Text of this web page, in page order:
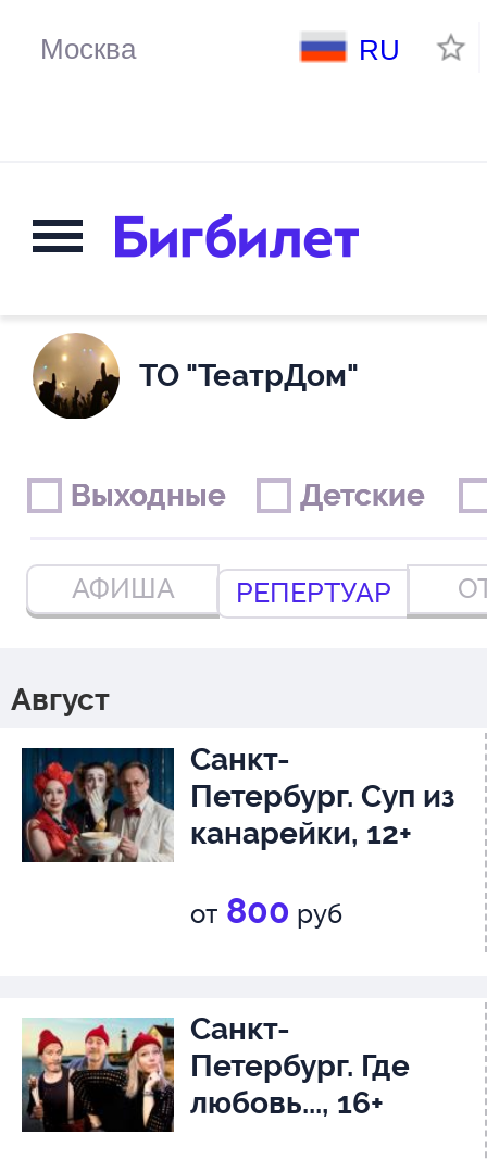
RU
ТО "ТеатрДом"
АФИША РЕПЕРТУАР
Выходные
Выходные Детские
Детские
Август
Санкт-
Петербург. Суп из
канарейки, 12+
от 800 руб
Санкт-
Петербург. Где
любовь..., 16+